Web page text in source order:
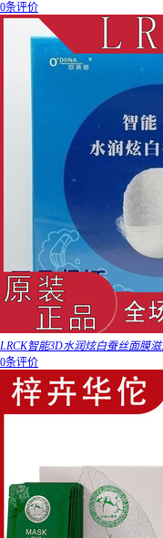
0条评价
LRCK智能3D水润炫白蚕丝面膜
0条评价